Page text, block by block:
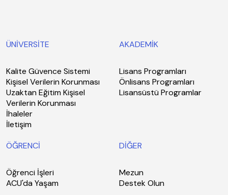
ÜNİVERSİTE
Kalite Güvence Sistemi
Kişisel Verilerin Korunması
Uzaktan Eğitim Kişisel
Verilerin Korunması
İhaleler
İletişim
AKADEMİK
Lisans Programları
Önlisans Programları
Lisansüstü Programlar
ÖĞRENCİ
Öğrenci İşleri
ACU'da Yaşam
DİĞER
Mezun
Destek Olun